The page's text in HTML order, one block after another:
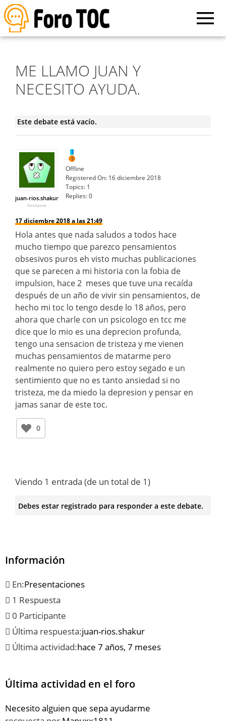
ME LLAMO JUAN Y
NECESITO AYUDA.
Este debate está vacío.
juan-rios.shakur
Participante
Offline
Registered On: 16 diciembre 2018
Topics: 1
Replies:0
17 diciembre 2018 a las 21:49
Hola antes que nada saludos a todos hace
mucho tiempo que parezco pensamientos
obsesivos puros eh visto muchas publicaciones
que se parecen a mi historia con la fobia de
impulsion, hace 2 meses que tuve una recaída
después de un año de vivir sin pensamientos, de
hecho mi toc lo tengo desde lo 18 años, pero
ahora que charle con un psicologo en tcc me
dice que lo mio es una deprecion profunda,
tengo una sensacion de tristeza y me vienen
muchas pensamientos de matarme pero
realmente no quiero pero estoy segado e un
sentimiento que no es tanto ansiedad si no
tristeza, me da miedo la depresion y pensar en
jamas sanar de este toc.
0
Viendo 1 entrada (de un total de 1)
Debes estar registrado para responder a este debate.
Información
En:Presentaciones
1 Respuesta
0 Participante
Última respuesta:juan-rios.shakur
Última actividad:hace 7 años, 7 meses
Última actividad en el foro
Necesito alguien que sepa ayudarme